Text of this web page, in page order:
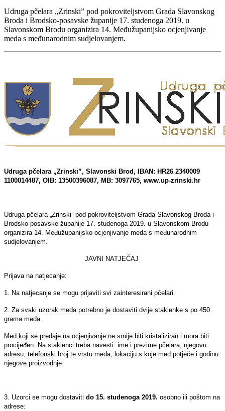
Udruga pčelara „Zrinski” pod pokroviteljstvom Grada Slavonskog
Broda i Brodsko-posavske županije 17. studenoga 2019. u
Slavonskom Brodu organizira 14. Međužupanijsko ocjenjivanje
meda s međunarodnim sudjelovanjem.
Udruga pčelara „Zrinski”, Slavonski Brod, IBAN: HR26 2340009
1100014487, OIB: 13500396087, MB: 3097765, www.up-zrinski.hr
Udruga pčelara „Zrinski” pod pokroviteljstvom Grada Slavonskog Broda i
Brodsko-posavske županije 17. studenoga 2019. u Slavonskom Brodu
organizira 14. Međužupanijsko ocjenjivanje meda s međunarodnim
sudjelovanjem.
JAVNI NATJEČAJ
Prijava na natjecanje:
1. Na natjecanje se mogu prijaviti svi zainteresirani pčelari.
2. Za svaki uzorak meda potrebno je dostaviti dvije staklenke s po 450
grama meda.
Med koji se predaje na ocjenjivanje ne smije biti kristaliziran i mora biti
procijeđen. Na staklenci treba navesti: ime i prezime pčelara, njegovu
adresu, telefonski broj te vrstu meda, lokaciju s koje med potječe i godinu
njegove proizvodnje.
3. Uzorci se mogu dostaviti do 15. studenoga 2019. osobno ili poštom na
adrese: